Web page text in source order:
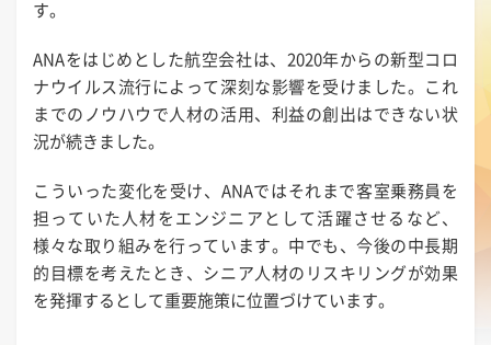
す。
ANAをはじめとした航空会社は、2020年からの新型コロ
ナウイルス流行によって深刻な影響を受けました。これ
までのノウハウで人材の活用、利益の創出はできない状
況が続きました。
こういった変化を受け、ANAではそれまで客室乗務員を
担っていた人材をエンジニアとして活躍させるなど、
様々な取り組みを行っています。中でも、今後の中長期
的目標を考えたとき、シニア人材のリスキリングが効果
を発揮するとして重要施策に位置づけています。